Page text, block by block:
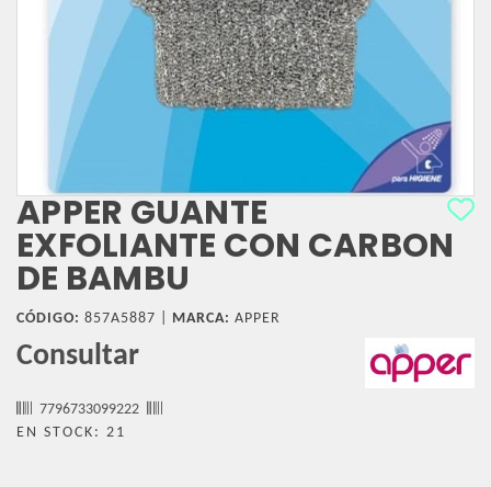
APPER GUANTE
EXFOLIANTE CON CARBON
DE BAMBU
CÓDIGO: 857A5887 | MARCA: APPER
Consultar
7796733099222
EN STOCK: 21